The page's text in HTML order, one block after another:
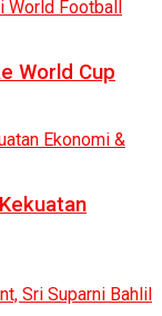
World Cup